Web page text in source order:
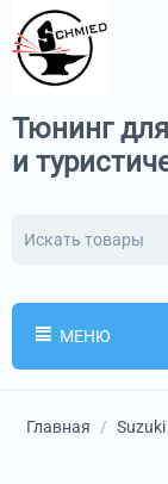
Тюнинг
и
МЕНЮ
Главная / Suzuki